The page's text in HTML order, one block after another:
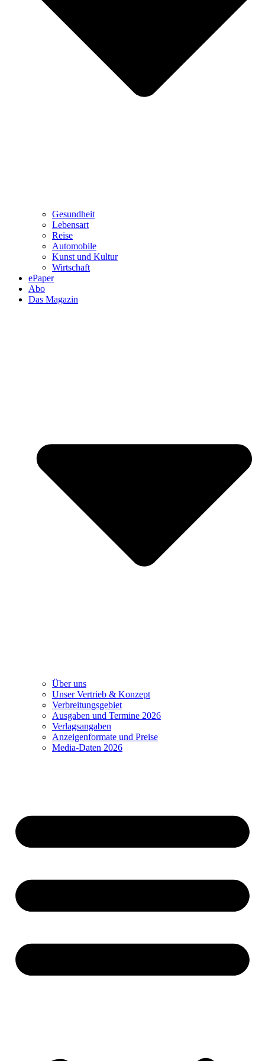
Gesundheit
Lebensart
Reise
Automobile
Kunst und Kultur
Wirtschaft
ePaper
Abo
Das Magazin
Über uns
Unser Vertrieb & Konzept
Verbreitungsgebiet
Ausgaben und Termine 2026
Verlagsangaben
Anzeigenformate und Preise
Media-Daten 2026